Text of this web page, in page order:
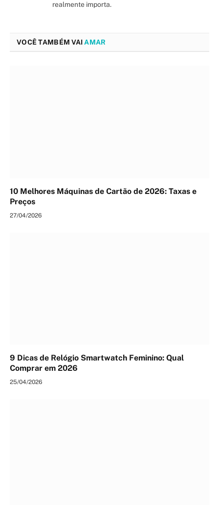
realmente importa.
VOCÊ TAMBÉM VAI AMAR
10 Melhores Máquinas de Cartão de 2026: Taxas e
Preços
27/04/2026
9 Dicas de Relógio Smartwatch Feminino: Qual
Comprar em 2026
25/04/2026